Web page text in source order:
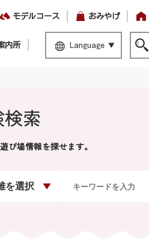
モデルコース おみやげ
内所 Language
索
び場情報を探せます。
を選択